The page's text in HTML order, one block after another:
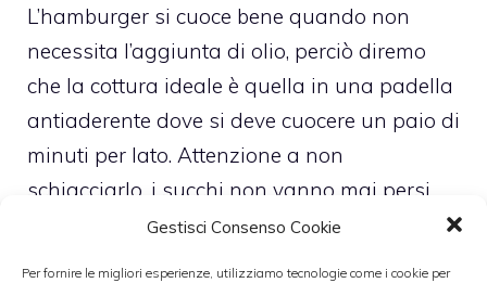
Gestisci Consenso Cookie
Per fornire le migliori esperienze, utilizziamo tecnologie come i cookie per
L’hamburger si cuoce bene quando non
necessita l’aggiunta di olio, perciò diremo
che la cottura ideale è quella in una padella
antiaderente dove si deve cuocere un paio di
minuti per lato. Attenzione a non
schiacciarlo, i succhi non vanno mai persi,
sono il cuore del sapore della carne.